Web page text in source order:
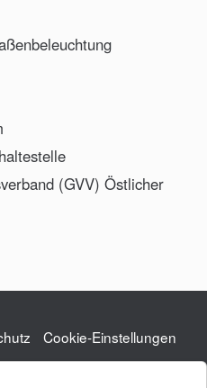
(GVV) Östlicher
Cookie-Einstellungen